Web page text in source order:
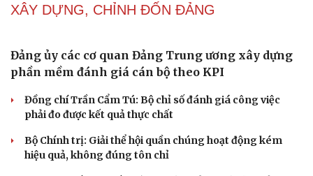
chứng minh qua những số liệu cụ thể
Thực tiễn vận hành chính quyền ba cấp bác bỏ mọi luận
điệu xuyên tạc
Thủ đoạn xuyên tạc mới trên không gian mạng thời AI
Tự cảnh giác trước tâm lý đám đông khi dùng mạng xã
hội